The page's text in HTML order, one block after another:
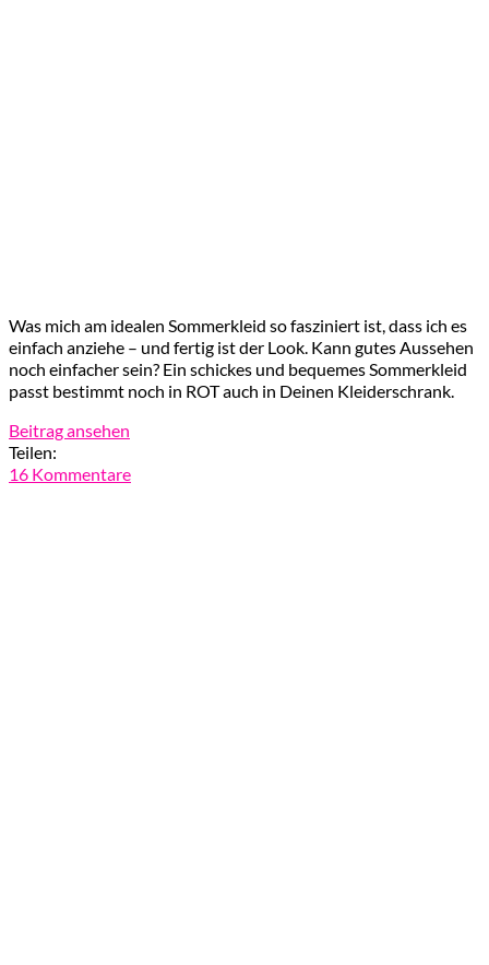
Was mich am idealen Sommerkleid so fasziniert ist, dass ich es
einfach anziehe – und fertig ist der Look. Kann gutes Aussehen
noch einfacher sein? Ein schickes und bequemes Sommerkleid
passt bestimmt noch in ROT auch in Deinen Kleiderschrank.
Beitrag ansehen
Teilen:
16 Kommentare